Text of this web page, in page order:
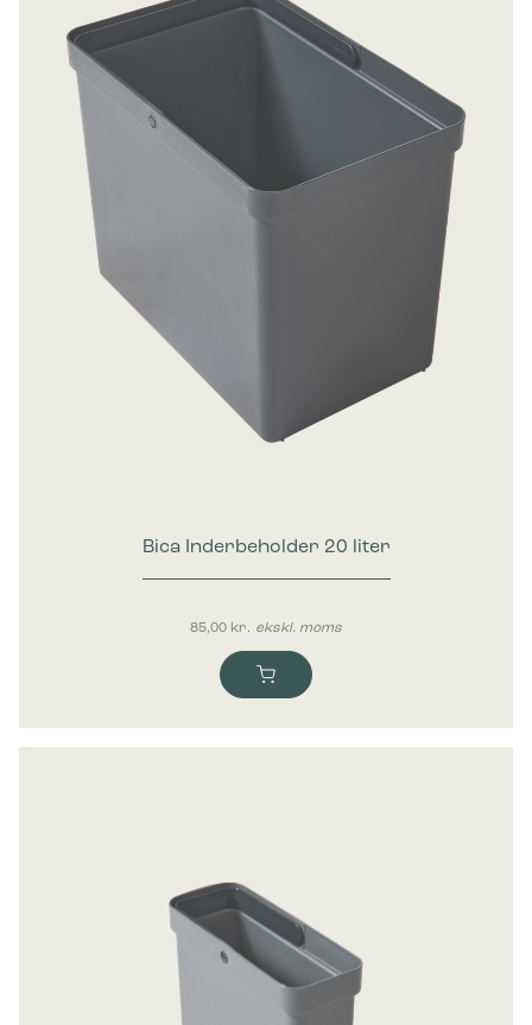
Bica Inderbeholder 20 liter
85,00kr. ekskl. moms